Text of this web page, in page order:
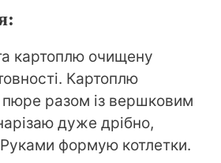
картоплю очищену
Картоплю
разом із вершковим
дуже дрібно,
формую котлетки.